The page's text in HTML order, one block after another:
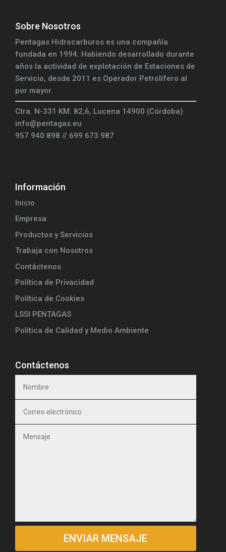
Sobre Nosotros
Pentagas Hidrocarburos es una compañía
fundada en 1994. Habiendo desarrollado durante
años la actividad de explotación de Estaciones de
Servicio, desde 2011 es Operador Petrolífero al
por mayor.
Ctra. N-331 KM. 82,6, Lucena 14900 (Córdoba)
info@pentagas.eu
957 940 898 // 699 673 987
Información
Inicio
Empresa
Productos y Servicios
Trabaja con Nosotros
Contáctenos
Política de Privacidad
Política de Cookies
LSSI PENTAGAS
Política de Calidad y Medio Ambiente
Contáctenos